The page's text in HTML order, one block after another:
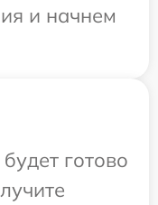
и начнем
готово